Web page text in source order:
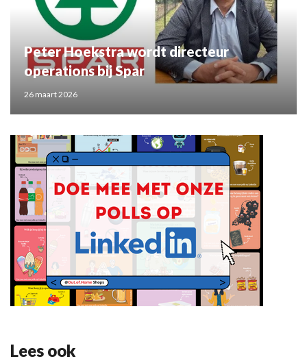
Peter Hoekstra wordt directeur
operations bij Spar
26 maart 2026
Lees ook